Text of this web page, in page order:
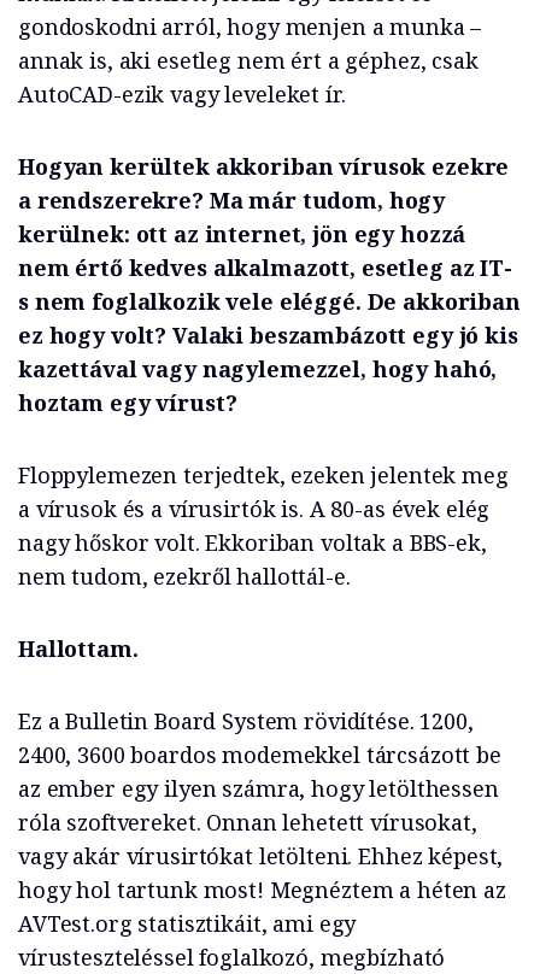
gondoskodni arról, hogy menjen a munka –
annak is, aki esetleg nem ért a géphez, csak
AutoCAD-ezik vagy leveleket ír.
Hogyan kerültek akkoriban vírusok ezekre
a rendszerekre? Ma már tudom, hogy
kerülnek: ott az internet, jön egy hozzá
nem értő kedves alkalmazott, esetleg az IT-
s nem foglalkozik vele eléggé. De akkoriban
ez hogy volt? Valaki beszambázott egy jó kis
kazettával vagy nagylemezzel, hogy hahó,
hoztam egy vírust?
Floppylemezen terjedtek, ezeken jelentek meg
a vírusok és a vírusirtók is. A 80-as évek elég
nagy hőskor volt. Ekkoriban voltak a BBS-ek,
nem tudom, ezekről hallottál-e.
Hallottam.
Ez a Bulletin Board System rövidítése. 1200,
2400, 3600 boardos modemekkel tárcsázott be
az ember egy ilyen számra, hogy letölthessen
róla szoftvereket. Onnan lehetett vírusokat,
vagy akár vírusirtókat letölteni. Ehhez képest,
hogy hol tartunk most! Megnéztem a héten az
AVTest.org statisztikáit, ami egy
vírusteszteléssel foglalkozó, megbízható